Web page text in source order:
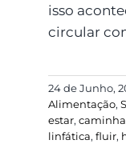
isso
circular
24 de Junho,
Alimentação,
estar,
linfática, fluir,